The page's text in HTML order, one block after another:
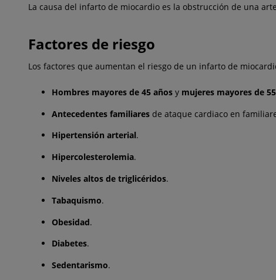
La causa del infarto de miocardio es la obstrucción de una
Factores de riesgo
Los factores que aumentan el riesgo de un infarto de
Hombres mayores de 45 años y mujeres mayores de 55
Antecedentes familiares de ataque cardiaco en
Hipertensión arterial.
Hipercolesterolemia.
Niveles altos de triglicéridos.
Tabaquismo.
Obesidad.
Diabetes.
Sedentarismo.